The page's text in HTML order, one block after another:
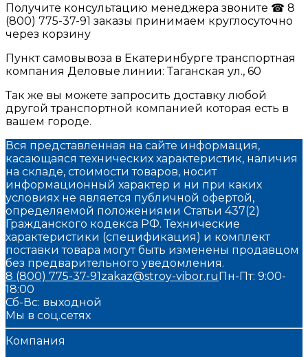
Получите консультацию менеджера звоните ☎ 8
(800) 775-37-91 заказы принимаем круглосуточно
через корзину
Пункт самовывоза в Екатеринбурге транспортная
компания Деловые линии: Таганская ул., 60
Так же вы можете запросить доставку любой
другой транспортной компанией которая есть в
вашем городе.
Вся представленная на сайте информация,
касающаяся технических характеристик, наличия
на складе, стоимости товаров, носит
информационный характер и ни при каких
условиях не является публичной офертой,
определяемой положениями Статьи 437(2)
Гражданского кодекса РФ. Технические
характеристики (спецификация) и комплект
поставки товара могут быть изменены продавцом
без предварительного уведомления.
8 (800) 775-37-91zakaz@stroy-vibor.ruПн-Пт: 9:00-
18:00
Сб-Вс: выходной
Мы в соц.сетях
Компания